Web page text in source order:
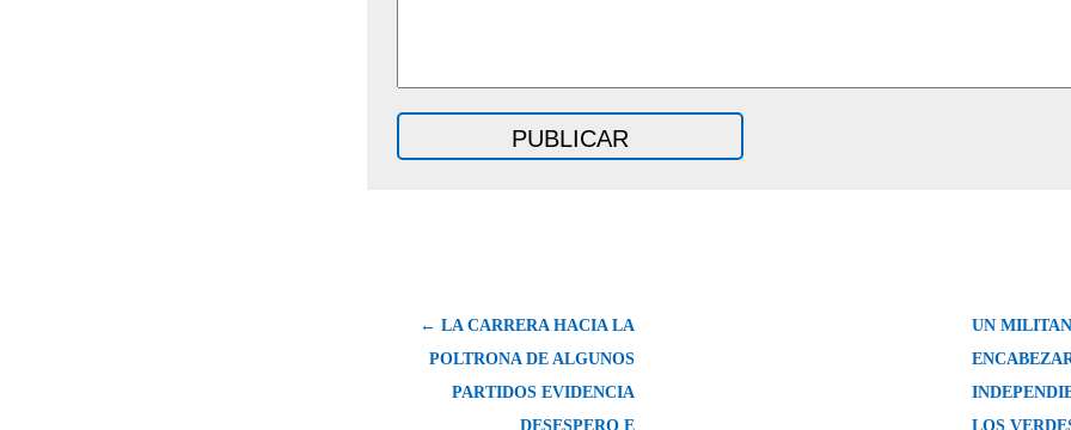
← LA CARRERA HACIA LA
POLTRONA DE ALGUNOS
PARTIDOS EVIDENCIA
DESESPERO E
UN
LOS